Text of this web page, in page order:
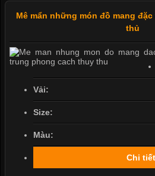
Mê mẩn những món đồ mang
thủ
Vải:
Size:
Màu:
Chi